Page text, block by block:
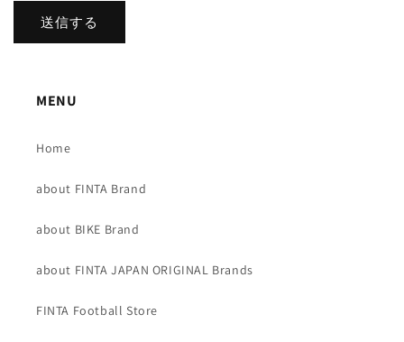
送信する
MENU
Home
about FINTA Brand
about BIKE Brand
about FINTA JAPAN ORIGINAL Brands
FINTA Football Store